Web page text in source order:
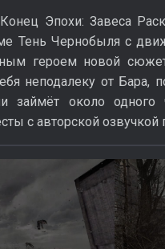
Эпохи: Завеса
Тень Чернобыля с
героем новой
неподалеку от Бара,
займёт около одного
с авторской озвучкой